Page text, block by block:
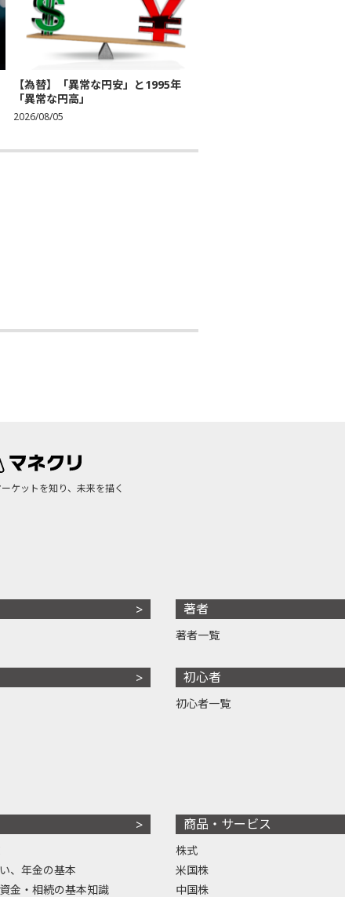
【為替】「異常な円安」と1995年
「異常な円高」
2026/08/05
ケットを知り、未来を描く
著者
著者一覧
初心者
初心者一覧
、年金の基本
金・相続の基本知識
商品・サービス
株式
米国株
中国株